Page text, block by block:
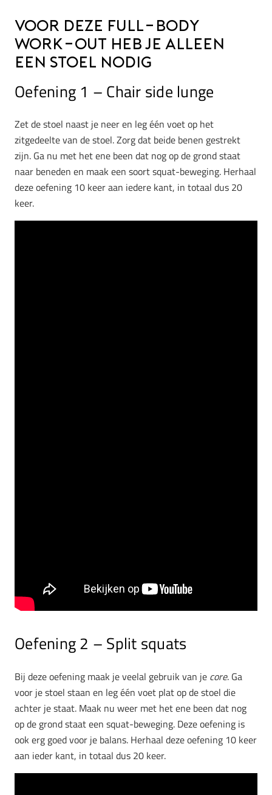
Voor deze full-body
work-out heb je alleen
een stoel nodig
Oefening 1 – Chair side lunge
Zet de stoel naast je neer en leg één voet op het
zitgedeelte van de stoel. Zorg dat beide benen gestrekt
zijn. Ga nu met het ene been dat nog op de grond staat
naar beneden en maak een soort squat-beweging. Herhaal
deze oefening 10 keer aan iedere kant, in totaal dus 20
keer.
Oefening 2 – Split squats
Bij deze oefening maak je veelal gebruik van je core. Ga
voor je stoel staan en leg één voet plat op de stoel die
achter je staat. Maak nu weer met het ene been dat nog
op de grond staat een squat-beweging. Deze oefening is
ook erg goed voor je balans. Herhaal deze oefening 10 keer
aan ieder kant, in totaal dus 20 keer.